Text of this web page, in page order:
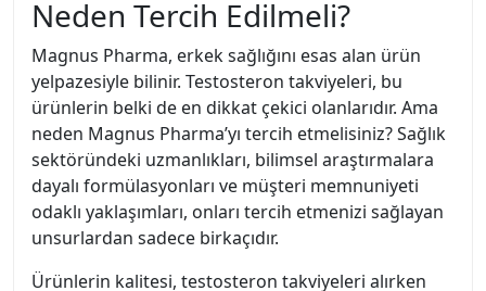
Neden Tercih Edilmeli?
Magnus Pharma, erkek sağlığını esas alan ürün
yelpazesiyle bilinir. Testosteron takviyeleri, bu
ürünlerin belki de en dikkat çekici olanlarıdır. Ama
neden Magnus Pharma’yı tercih etmelisiniz? Sağlık
sektöründeki uzmanlıkları, bilimsel araştırmalara
dayalı formülasyonları ve müşteri memnuniyeti
odaklı yaklaşımları, onları tercih etmenizi sağlayan
unsurlardan sadece birkaçıdır.
Ürünlerin kalitesi, testosteron takviyeleri alırken